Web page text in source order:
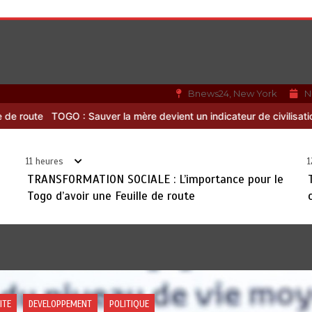
Bnews24, New York
devient un indicateur de civilisation RODRI AU BARÇA PLUTOT
11 heures
TRANSFORMATION SOCIALE : L’importance pour le
Togo d’avoir une Feuille de route